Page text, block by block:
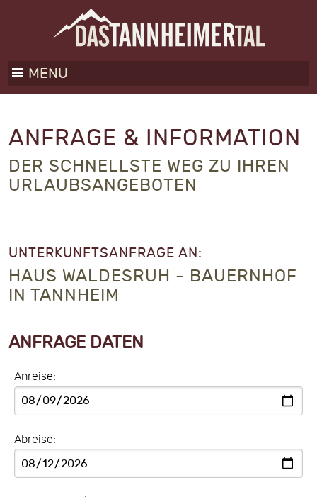
MENU
ANFRAGE & INFORMATION
DER SCHNELLSTE WEG ZU IHREN
URLAUBSANGEBOTEN
UNTERKUNFTSANFRAGE AN:
HAUS WALDESRUH - BAUERNHOF
IN TANNHEIM
ANFRAGE DATEN
Anreise:
Abreise: